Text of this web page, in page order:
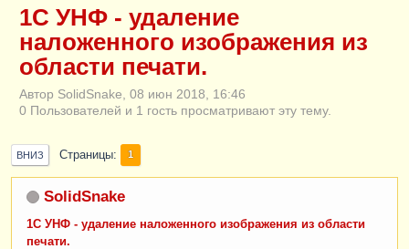
1С УНФ - удаление
наложенного изображения из
области печати.
Автор SolidSnake, 08 июн 2018, 16:46
0 Пользователей и 1 гость просматривают эту тему.
ВНИЗ Страницы 1
SolidSnake
1С УНФ - удаление наложенного изображения из области
печати.